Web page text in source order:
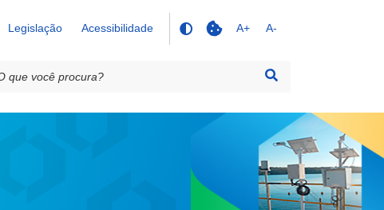
Legislação Acessibilidade A+ A-